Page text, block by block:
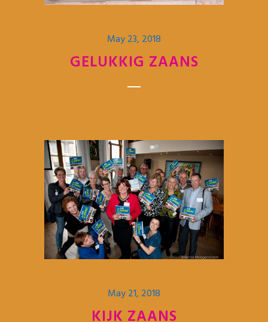
May 23, 2018
GELUKKIG ZAANS
May 21, 2018